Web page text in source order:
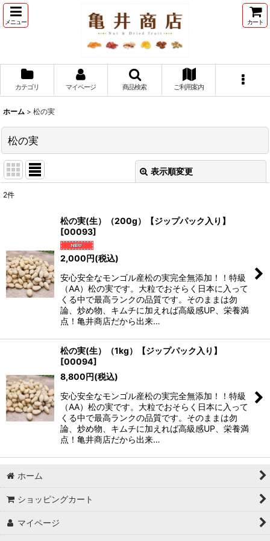
メニュー カート
カテゴリ マイページ 商品検索 ご利用案内
ホーム > 松の実
松の実
表示順変更
絞り込む
2件
松の実(生）（200g）【ジップパック入り】
[00093]
2,000円(税込)
安心安全なモンゴル産松の実完全無添加！！特級
（AA）松の実です。大粒でおそらく日本に入って
くる中で最高ランクの品質です。そのままは勿
論、炒め物、キムチに加えれば高級感UP、栄養満
点！亀井商店だから出来…
松の実(生）（1kg）【ジップパック入り】
[00094]
8,800円(税込)
安心安全なモンゴル産松の実完全無添加！！特級
（AA）松の実です。大粒でおそらく日本に入って
くる中で最高ランクの品質です。そのままは勿
論、炒め物、キムチに加えれば高級感UP、栄養満
点！亀井商店だから出来…
ホーム
ショッピングカート
マイページ